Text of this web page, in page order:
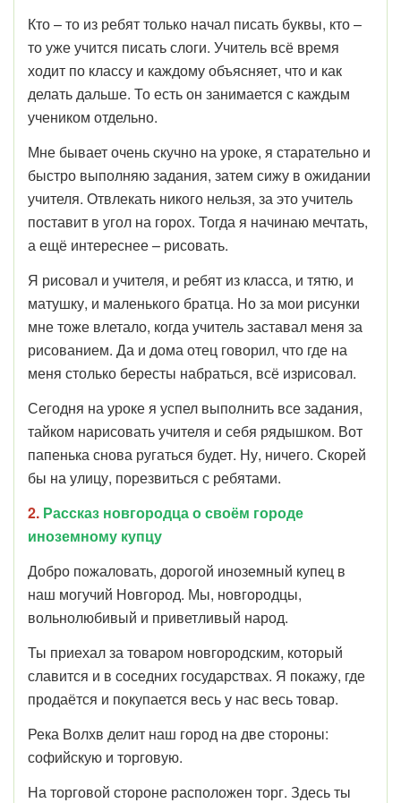
Кто – то из ребят только начал писать буквы, кто –
то уже учится писать слоги. Учитель всё время
ходит по классу и каждому объясняет, что и как
делать дальше. То есть он занимается с каждым
учеником отдельно.
Мне бывает очень скучно на уроке, я старательно и
быстро выполняю задания, затем сижу в ожидании
учителя. Отвлекать никого нельзя, за это учитель
поставит в угол на горох. Тогда я начинаю мечтать,
а ещё интереснее – рисовать.
Я рисовал и учителя, и ребят из класса, и тятю, и
матушку, и маленького братца. Но за мои рисунки
мне тоже влетало, когда учитель заставал меня за
рисованием. Да и дома отец говорил, что где на
меня столько бересты набраться, всё изрисовал.
Сегодня на уроке я успел выполнить все задания,
тайком нарисовать учителя и себя рядышком. Вот
папенька снова ругаться будет. Ну, ничего. Скорей
бы на улицу, порезвиться с ребятами.
2. Рассказ новгородца о своём городе
иноземному купцу
Добро пожаловать, дорогой иноземный купец в
наш могучий Новгород. Мы, новгородцы,
вольнолюбивый и приветливый народ.
Ты приехал за товаром новгородским, который
славится и в соседних государствах. Я покажу, где
продаётся и покупается весь у нас весь товар.
Река Волхв делит наш город на две стороны:
софийскую и торговую.
На торговой стороне расположен торг. Здесь ты